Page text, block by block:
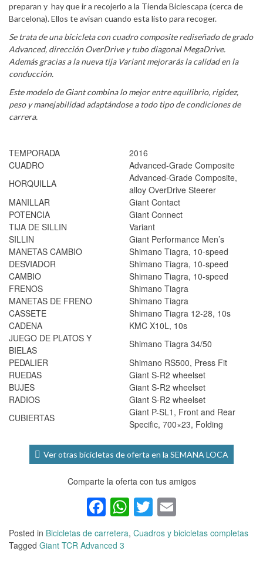
preparan y hay que ir a recojerlo a la Tienda Biciescapa (cerca de
Barcelona). Ellos te avisan cuando esta listo para recoger.
Se trata de una bicicleta con cuadro composite rediseñado de grado
Advanced, dirección OverDrive y tubo diagonal MegaDrive.
Además gracias a la nueva tija Variant mejorarás la calidad en la
conducción.
Este modelo de Giant combina lo mejor entre equilibrio, rigidez,
peso y manejabilidad adaptándose a todo tipo de condiciones de
carrera.
TEMPORADA
2016
CUADRO
Advanced-Grade Composite
HORQUILLA
Advanced-Grade Composite,
alloy OverDrive Steerer
MANILLAR
Giant Contact
POTENCIA
Giant Connect
TIJA DE SILLIN
Variant
SILLIN
Giant Performance Men’s
MANETAS CAMBIO
Shimano Tiagra, 10-speed
DESVIADOR
Shimano Tiagra, 10-speed
CAMBIO
Shimano Tiagra, 10-speed
FRENOS
Shimano Tiagra
MANETAS DE FRENO
Shimano Tiagra
CASSETE
Shimano Tiagra 12-28, 10s
CADENA
KMC X10L, 10s
JUEGO DE PLATOS Y
BIELAS
Shimano Tiagra 34/50
PEDALIER
Shimano RS500, Press Fit
RUEDAS
Giant S-R2 wheelset
BUJES
Giant S-R2 wheelset
RADIOS
Giant S-R2 wheelset
CUBIERTAS
Giant P-SL1, Front and Rear
Specific, 700×23, Folding
Ver otras bicicletas de oferta en la SEMANA LOCA
Comparte la oferta con tus amigos
Facebook
WhatsApp
Twitter
Posted in Bicicletas de carretera, Cuadros y bicicletas completas
Tagged Giant TCR Advanced 3